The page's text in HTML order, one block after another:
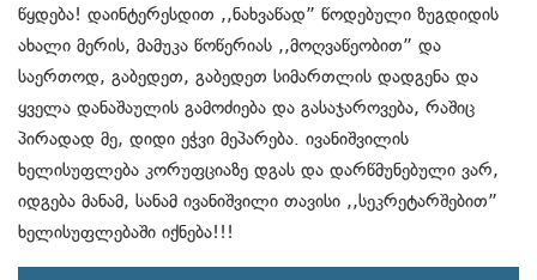
წყდება! დაინტერესდით ,,ნახვაწად” წოდებული ზუგდიდის
ახალი მერის, მამუკა წოწერიას ,,მოღვაწეობით” და
საერთოდ, გაბედეთ, გაბედეთ სიმართლის დადგენა და
ყველა დანაშაულის გამოძიება და გასაჯაროვება, რაშიც
პირადად მე, დიდი ეჭვი მეპარება. ივანიშვილის
ხელისუფლება კორუფციაზე დგას და დარწმუნებული ვარ,
იდგება მანამ, სანამ ივანიშვილი თავისი ,,სეკრეტარშებით”
ხელისუფლებაში იქნება!!!